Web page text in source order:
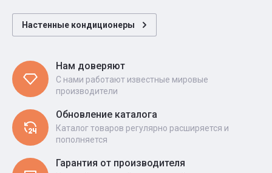
Настенные кондиционеры
Нам доверяют
С нами работают известные мировые
производители
Обновление каталога
Каталог товаров регулярно расширяется и
пополняется
Гарантия от производителя